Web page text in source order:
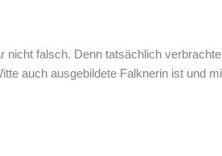
falsch. Denn tatsächlich
auch ausgebildete Falknerin ist und